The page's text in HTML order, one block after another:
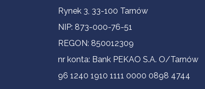
Informacje kontaktowe
Rynek 3, 33-100 Tarnów
NIP: 873-000-76-51
REGON: 850012309
nr konta: Bank PEKAO S.A. O/Tarnów
96 1240 1910 1111 0000 0898 4744